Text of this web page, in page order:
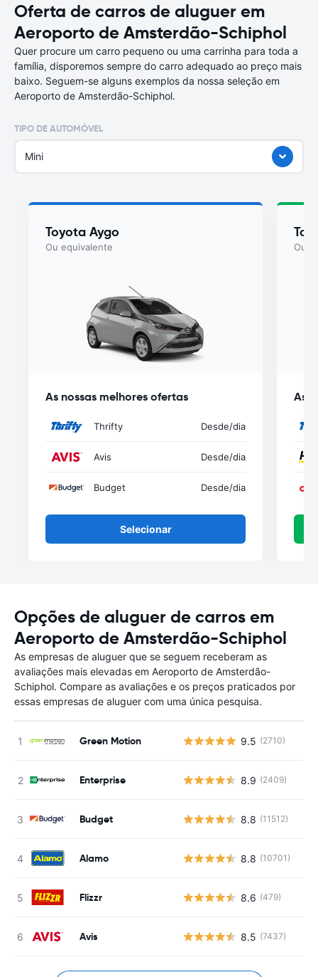
Oferta de carros de aluguer em
Aeroporto de Amsterdão-Schiphol
Quer procure um carro pequeno ou uma carrinha para toda a
família, disporemos sempre do carro adequado ao preço mais
baixo. Seguem-se alguns exemplos da nossa seleção em
Aeroporto de Amsterdão-Schiphol.
TIPO DE AUTOMÓVEL
Mini
Toyota Aygo
Ou equivalente
As nossas melhores ofertas
Thrifty Desde/dia
Avis Desde/dia
Budget Desde/dia
Selecionar
Ou
As
Opções de aluguer de carros em
Aeroporto de Amsterdão-Schiphol
As empresas de aluguer que se seguem receberam as
avaliações mais elevadas em Aeroporto de Amsterdão-
Schiphol. Compare as avaliações e os preços praticados por
essas empresas de aluguer com uma única pesquisa.
Green Motion 9.5 (2710)
Enterprise 8.9 (2409)
Budget 8.8 (11512)
Alamo 8.8 (10701)
Flizzr 8.6 (479)
Avis 8.5 (7437)